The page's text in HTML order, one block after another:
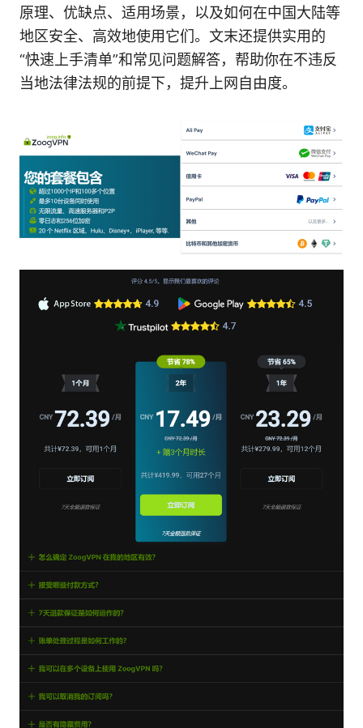
原理、优缺点、适用场景，以及如何在中国大陆等
地区安全、高效地使用它们。文末还提供实用的
“快速上手清单”和常见问题解答，帮助你在不违反
当地法律法规的前提下，提升上网自由度。